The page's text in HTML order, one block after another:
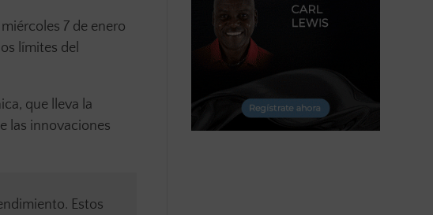
7 de enero
límites del
que lleva la
las innovaciones
Estos